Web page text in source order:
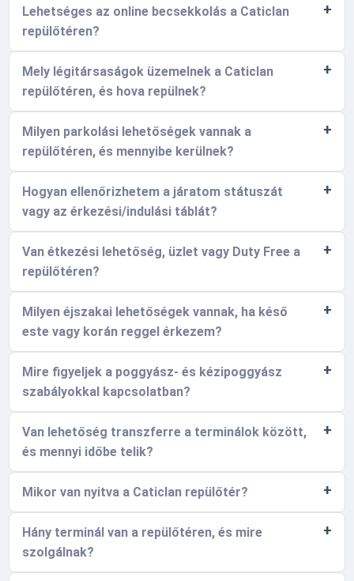
Lehetséges az online becsekkolás a Caticlan
repülőtéren?
Mely légitársaságok üzemelnek a Caticlan
repülőtéren, és hova repülnek?
Milyen parkolási lehetőségek vannak a
repülőtéren, és mennyibe kerülnek?
Hogyan ellenőrizhetem a járatom státuszát
vagy az érkezési/indulási táblát?
Van étkezési lehetőség, üzlet vagy Duty Free a
repülőtéren?
Milyen éjszakai lehetőségek vannak, ha késő
este vagy korán reggel érkezem?
Mire figyeljek a poggyász- és kézipoggyász
szabályokkal kapcsolatban?
Van lehetőség transzferre a terminálok között,
és mennyi időbe telik?
Mikor van nyitva a Caticlan repülőtér?
Hány terminál van a repülőtéren, és mire
szolgálnak?